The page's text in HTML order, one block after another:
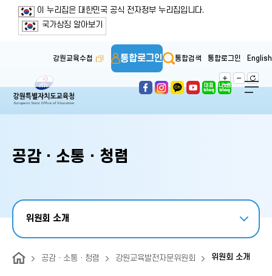
본문 바로가기
주메뉴 바로가기
보조메뉴 바로가기
푸터 바로가기
이 누리집은 대한민국 공식 전자정부 누리집입니다.
국가상징 알아보기
강원교육수첩 통합로그인 통합검색 통합로그인 English
공감ㆍ소통ㆍ청렴
위원회 소개
공감ㆍ소통ㆍ청렴 강원교육발전자문위원회 위원회 소개